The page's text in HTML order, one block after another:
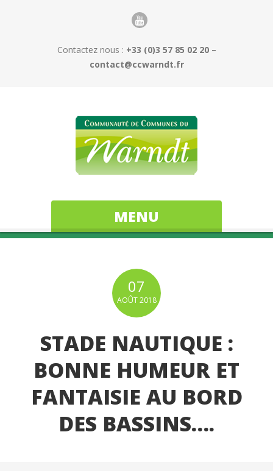
Contactez nous : +33 (0)3 57 85 02 20 –
contact@ccwarndt.fr
MENU
07
AOÛT2018
STADE NAUTIQUE :
BONNE HUMEUR ET
FANTAISIE AU BORD
DES BASSINS….